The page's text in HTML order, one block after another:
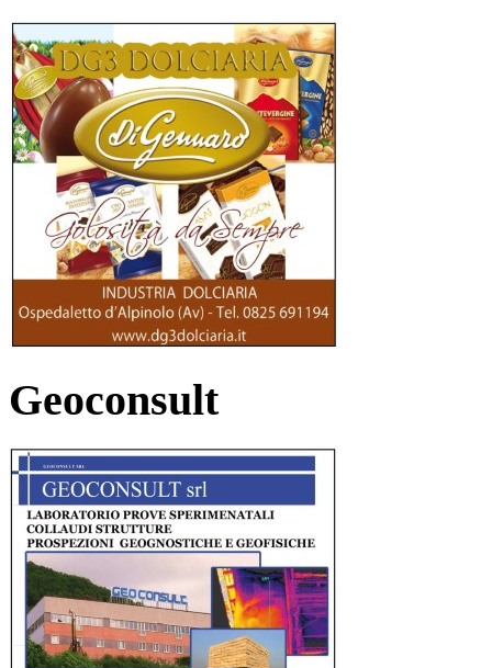
Geoconsult